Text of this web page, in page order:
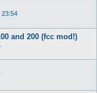
23:54
and 200 (fcc mod!)